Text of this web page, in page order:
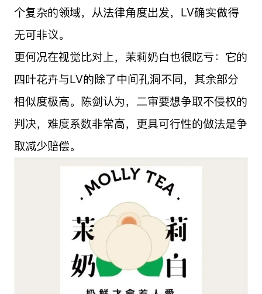
个复杂的领域，从法律角度出发，LV确实做得
无可非议。
更何况在视觉比对上，茉莉奶白也很吃亏：它的
四叶花卉与LV的除了中间孔洞不同，其余部分
相似度极高。陈剑认为，二审要想争取不侵权的
判决，难度系数非常高，更具可行性的做法是争
取减少赔偿。